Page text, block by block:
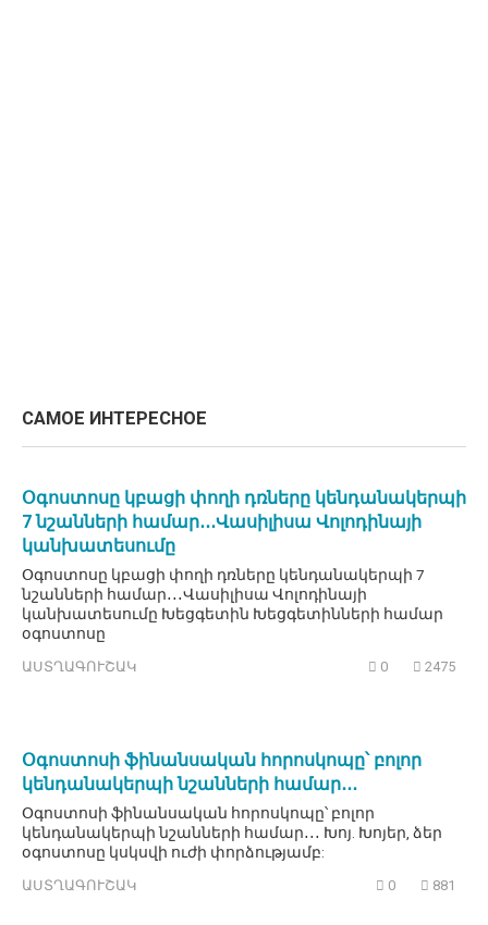
САМОЕ ИНТЕРЕСНОЕ
Օգոստոսը կբացի փողի դռները կենդանակերպի
7 նշանների համար․․․Վասիլիսա Վոլոդինայի
կանխատեսումը
Օգոստոսը կբացի փողի դռները կենդանակերպի 7
նշանների համար․․․Վասիլիսա Վոլոդինայի
կանխատեսումը Խեցգետին Խեցգետինների համար
օգոստոսը
ԱՍՏՂԱԳՈՒՇԱԿ 0 2475
Օգոստոսի ֆինանսական հորոսկոպը՝ բոլոր
կենդանակերպի նշանների համար․․․
Օգոստոսի ֆինանսական հորոսկոպը՝ բոլոր
կենդանակերպի նշանների համար․․․ Խոյ. Խոյեր, ձեր
օգոստոսը կսկսվի ուժի փորձությամբ:
ԱՍՏՂԱԳՈՒՇԱԿ 0 881